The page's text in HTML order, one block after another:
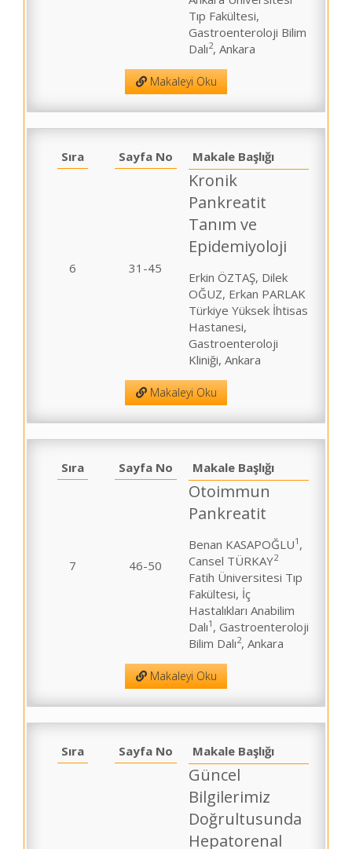
Tıp Fakültesi,
Gastroenteroloji Bilim
Dalı2, Ankara
Makaleyi Oku
Sıra Sayfa No Makale Başlığı
6 31-45
Kronik
Pankreatit
Tanım ve
Epidemiyoloji
Erkin ÖZTAŞ, Dilek
OĞUZ, Erkan PARLAK
Türkiye Yüksek İhtisas
Hastanesi,
Gastroenteroloji
Kliniği, Ankara
Makaleyi Oku
Sıra Sayfa No Makale Başlığı
7 46-50
Otoimmun
Pankreatit
Benan KASAPOĞLU1 ,
Cansel TÜRKAY2
Fatih Üniversitesi Tıp
Fakültesi, İç
Hastalıkları Anabilim
Dalı1 , Gastroenteroloji
Bilim Dalı2, Ankara
Makaleyi Oku
Sıra Sayfa No Makale Başlığı
Güncel
Bilgilerimiz
Doğrultusunda
Hepatorenal